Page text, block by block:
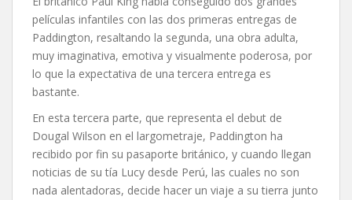
películas infantiles con las dos primeras entregas de
Paddington, resaltando la segunda, una obra adulta,
muy imaginativa, emotiva y visualmente poderosa, por
lo que la expectativa de una tercera entrega es
bastante.
En esta tercera parte, que representa el debut de
Dougal Wilson en el largometraje, Paddington ha
recibido por fin su pasaporte británico, y cuando llegan
noticias de su tía Lucy desde Perú, las cuales no son
nada alentadoras, decide hacer un viaje a su tierra junto